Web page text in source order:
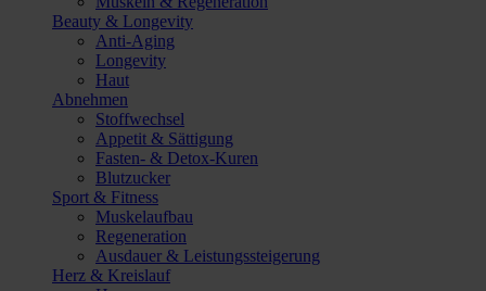
Beauty & Longevity
Anti-Aging
Longevity
Haut
Abnehmen
Stoffwechsel
Appetit & Sättigung
Fasten- & Detox-Kuren
Blutzucker
Sport & Fitness
Muskelaufbau
Regeneration
Ausdauer & Leistungssteigerung
Herz & Kreislauf